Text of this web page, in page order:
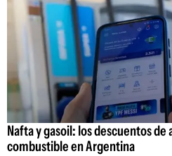
Nafta y gasoil: los descuentos de
combustible en Argentina